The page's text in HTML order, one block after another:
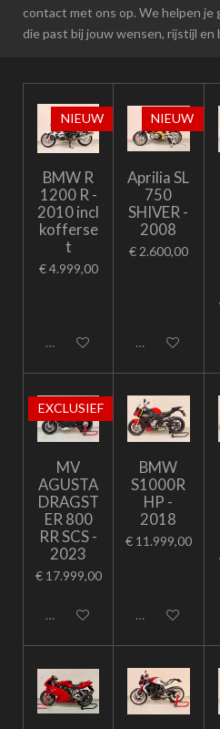
contact met ons op. We helpen je
die past bij jouw wensen, rijstijl en
NIEUW
BMW R
1200 R -
2010 incl
kofferse
t
€ 4.999,00
Uitgeschakeld
NIEUW
Aprilia SL
750
SHIVER -
2008
€ 2.600,00
Uitgeschakeld
EXCLUSIEF
MV
AGUSTA
DRAGST
ER 800
RR SCS -
2023
€ 17.999,00
Uitgeschakeld
BMW
S1000R
HP -
2018
€ 11.999,00
Uitgeschakeld